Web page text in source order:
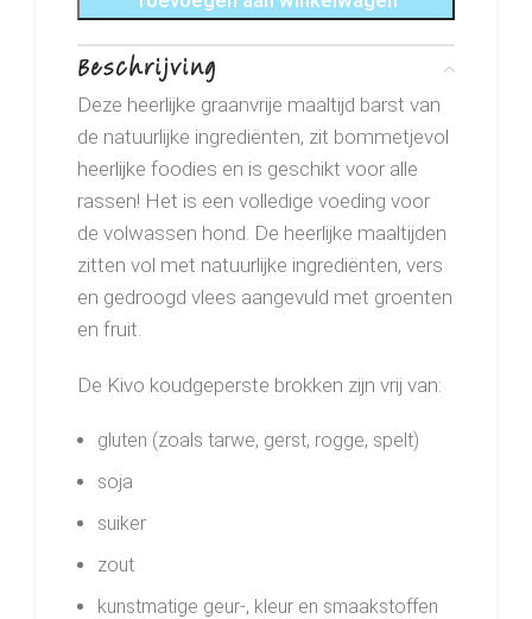
Beschrijving
Deze heerlijke graanvrije maaltijd barst van
de natuurlijke ingrediënten, zit bommetjevol
heerlijke foodies en is geschikt voor alle
rassen! Het is een volledige voeding voor
de volwassen hond. De heerlijke maaltijden
zitten vol met natuurlijke ingrediënten, vers
en gedroogd vlees aangevuld met groenten
en fruit.
De Kivo koudgeperste brokken zijn vrij van:
gluten (zoals tarwe, gerst, rogge, spelt)
soja
suiker
zout
kunstmatige geur-, kleur en smaakstoffen